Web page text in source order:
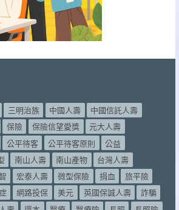
三明治族 中國人壽
中國信託人壽
保險 保險信望愛獎
元大人壽
公平待客 公平待客原則
公益
南山人壽 南山產物
台灣人壽
宏泰人壽 微型保險 捐血
旅平險
網路投保 美元 英國保誠人壽
詐騙